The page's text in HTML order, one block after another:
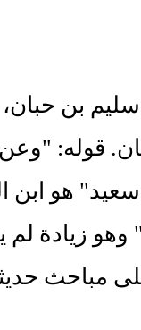
بن
قوله:
هو ابن
زيادة لم
مباحث